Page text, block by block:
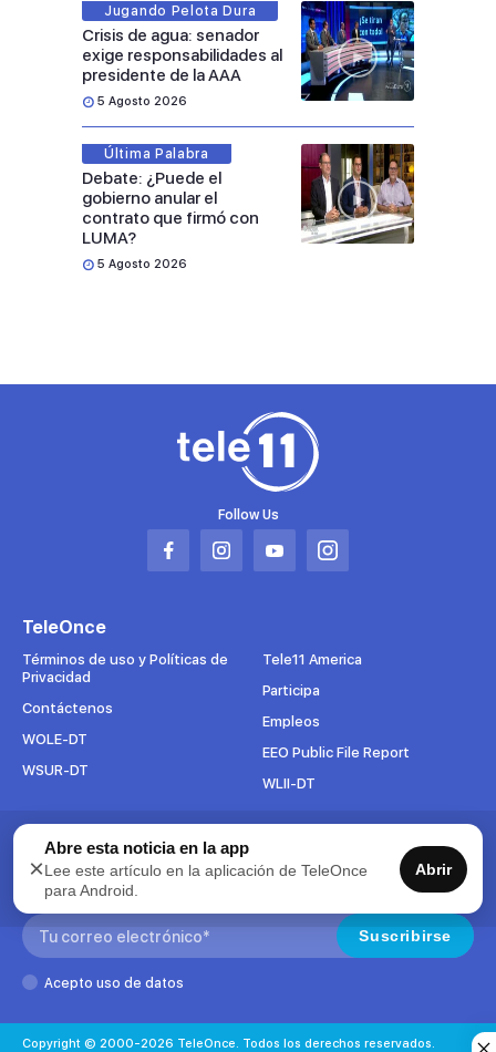
Jugando Pelota Dura
Crisis de agua: senador
exige responsabilidades al
presidente de la AAA
5 Agosto 2026
Última Palabra
Debate: ¿Puede el
gobierno anular el
contrato que firmó con
LUMA?
5 Agosto 2026
Follow Us
Abrir
pestaña
Abrir
pestaña
Abrir
pestaña
Abrir
pestaña
TeleOnce
Términos de uso y Políticas de
Privacidad
Contáctenos
WOLE-DT
WSUR-DT
Tele11 America
Participa
Empleos
EEO Public File Report
WLII-DT
Suscríbete al boletín
Para mantenerse al tanto de todo lo que pasa en TeleOnce,
suscríbase ahora a nuestros boletines.
Search: Suscribirse
Acepto uso de datos
Copyright © 2000-2026 TeleOnce. Todos los derechos reservados.
×
Abre esta noticia en la app
Lee este artículo en la aplicación de TeleOnce
para Android.
Abrir